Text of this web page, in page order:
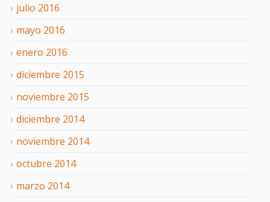
julio 2016
mayo 2016
enero 2016
diciembre 2015
noviembre 2015
diciembre 2014
noviembre 2014
octubre 2014
marzo 2014